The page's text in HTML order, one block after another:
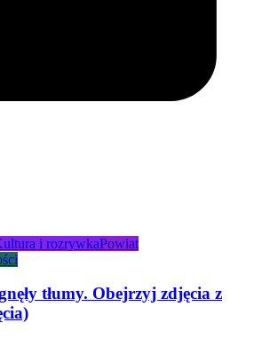
i rozrywkaPowiat
tłumy. Obejrzyj zdjęcia z